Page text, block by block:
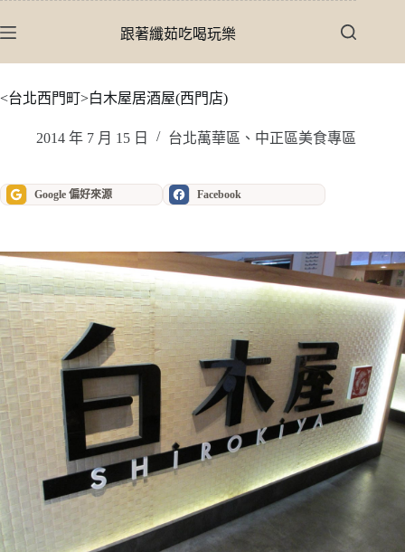
至
內
跟著纖茹吃喝玩樂
<台北西門町>白木屋居酒屋(西門店)
2014 年 7 月 15 日 台北萬華區、中正區美食專區
Google 偏好來源 Facebook